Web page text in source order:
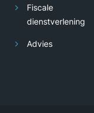
Fiscale
dienstverlening
Advies